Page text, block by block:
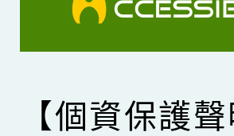
【個資保護聲